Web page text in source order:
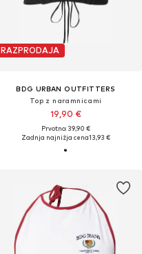
RAZPRODAJA
BDG URBAN OUTFITTERS
Top z naramnicami
19,90 €
Prvotno: 39,90 €
Zadnja najnižja cena13,93 €